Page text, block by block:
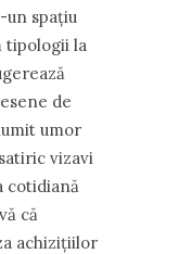
un spațiu
tipologii la
de
umor
vizavi
cotidiană
că
achizițiilor